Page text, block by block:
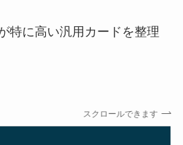
特に高い汎用カードを整理
スクロールできます